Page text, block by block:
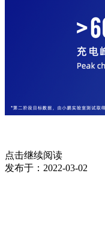
点击继续阅读
发布于： 2022-03-02